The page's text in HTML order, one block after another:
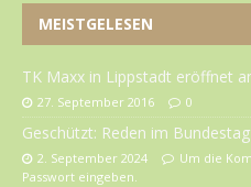
MEISTGELESEN
TK Maxx in Lippstadt eröffnet
27. September 2016 0
Geschützt: Reden im
2. September 2024
Um die
Passwort eingeben.